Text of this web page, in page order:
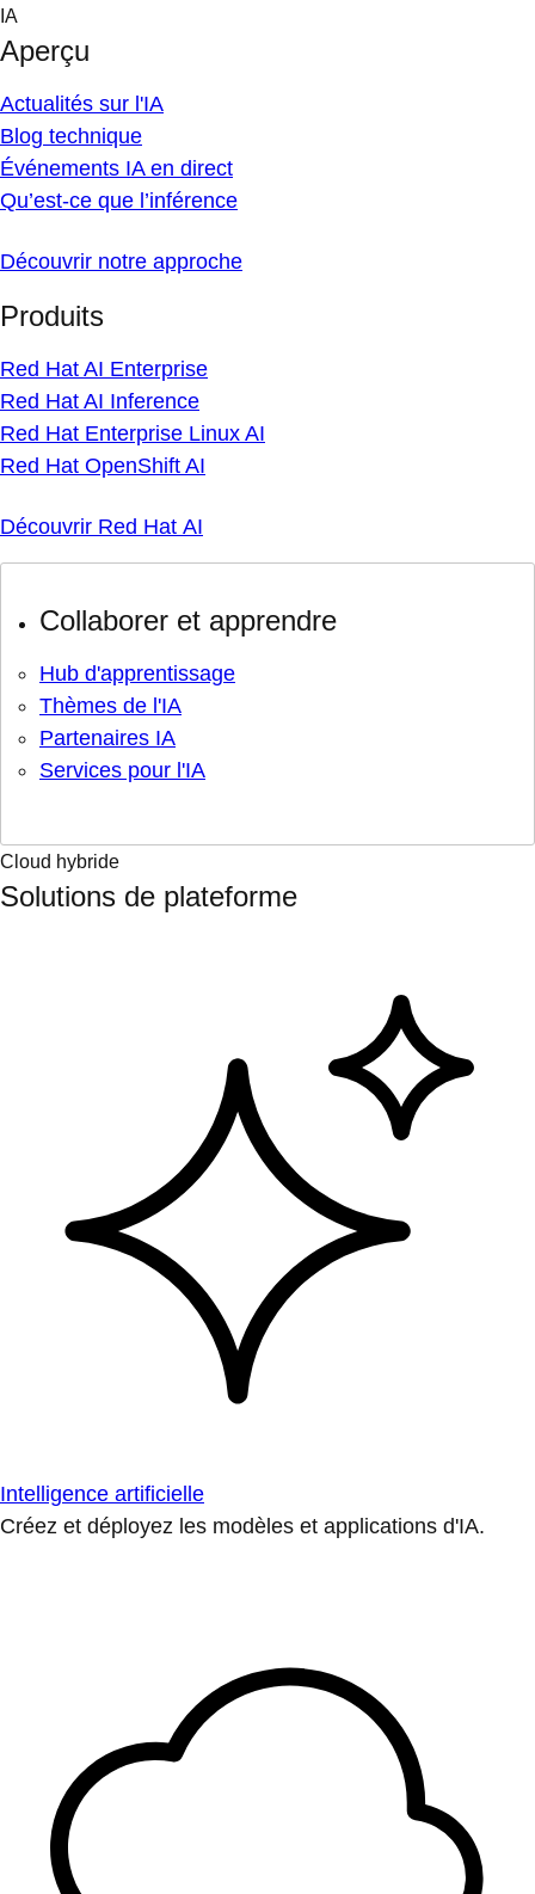
Skip
content
IA
Aperçu
Actualités sur l'IA
Blog technique
Événements IA en direct
Qu’est-ce que l’inférence
Découvrir notre approche
Produits
Red Hat AI Enterprise
Red Hat AI Inference
Red Hat Enterprise Linux AI
Red Hat OpenShift AI
Découvrir Red Hat AI
Collaborer et apprendre
Hub d'apprentissage
Thèmes de l'IA
Partenaires IA
Services pour l'IA
Cloud hybride
Solutions de plateforme
Intelligence artificielle
Créez et déployez les modèles et applications d'IA.